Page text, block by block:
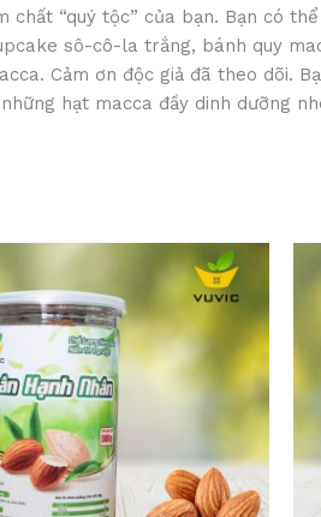
“quý tộc” của bạn. Bạn có
sô-cô-la trắng, bánh quy
Cảm ơn độc giả đã theo dõi.
hạt macca đầy dinh dưỡng